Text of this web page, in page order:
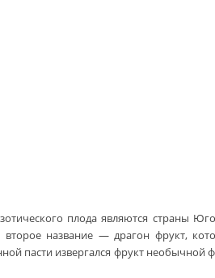
плода являются страны
название — драгон фрукт,
пасти извергался фрукт